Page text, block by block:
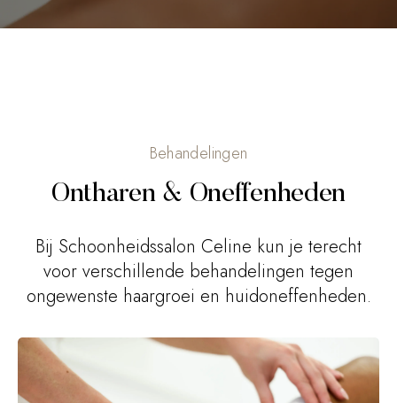
Behandelingen
Ontharen & Oneffenheden
Bij Schoonheidssalon Celine kun je terecht
voor verschillende behandelingen tegen
ongewenste haargroei en huidoneffenheden.